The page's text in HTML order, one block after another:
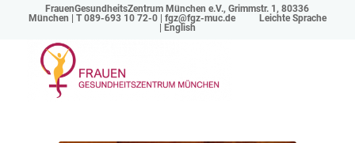
FrauenGesundheitsZentrum München e.V., Grimmstr. 1, 80336
München | T 089-693 10 72-0 | fgz@fgz-muc.de
Leichte Sprache
English